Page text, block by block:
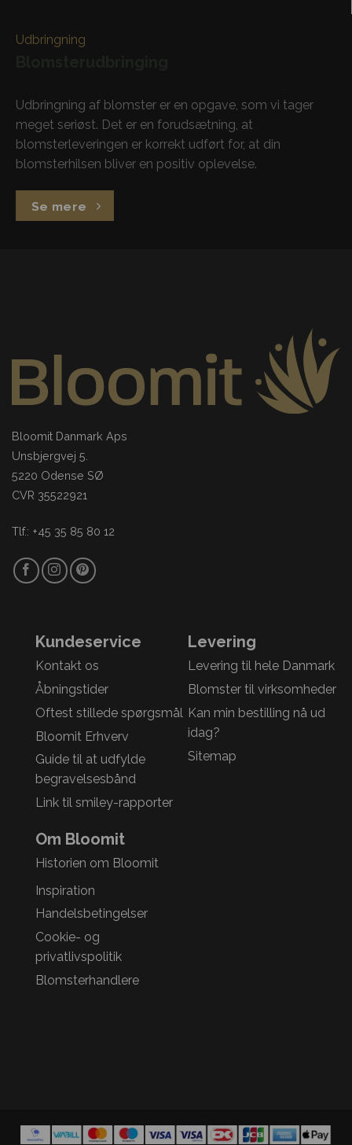
Udbringning
Udbringning af blomster er en opgave, som vi tager
meget seriøst. Det er en forudsætning, at
blomsterleveringen er korrekt udført for, at din
blomsterhilsen bliver en positiv oplevelse.
Se mere
Bloomit Danmark Aps
Unsbjergvej 5.
5220 Odense SØ
CVR 35522921
Tlf.: +45 35 85 80 12
Kundeservice
Kontakt os
Åbningstider
Oftest stillede spørgsmål
Bloomit Erhverv
Guide til at udfylde
begravelsesbånd
Link til smiley-rapporter
Levering
Levering til hele Danmark
Blomster til virksomheder
Kan min bestilling nå ud
idag?
Sitemap
Om Bloomit
Historien om Bloomit
Inspiration
Handelsbetingelser
Cookie- og
privatlivspolitik
Blomsterhandlere